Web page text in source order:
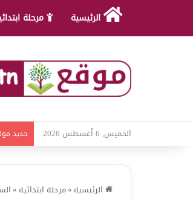
الرئيسية مرحلة
الخميس, 6 أغسطس 2026 جديد
الرئيسية »مرحلة ابتدائية »